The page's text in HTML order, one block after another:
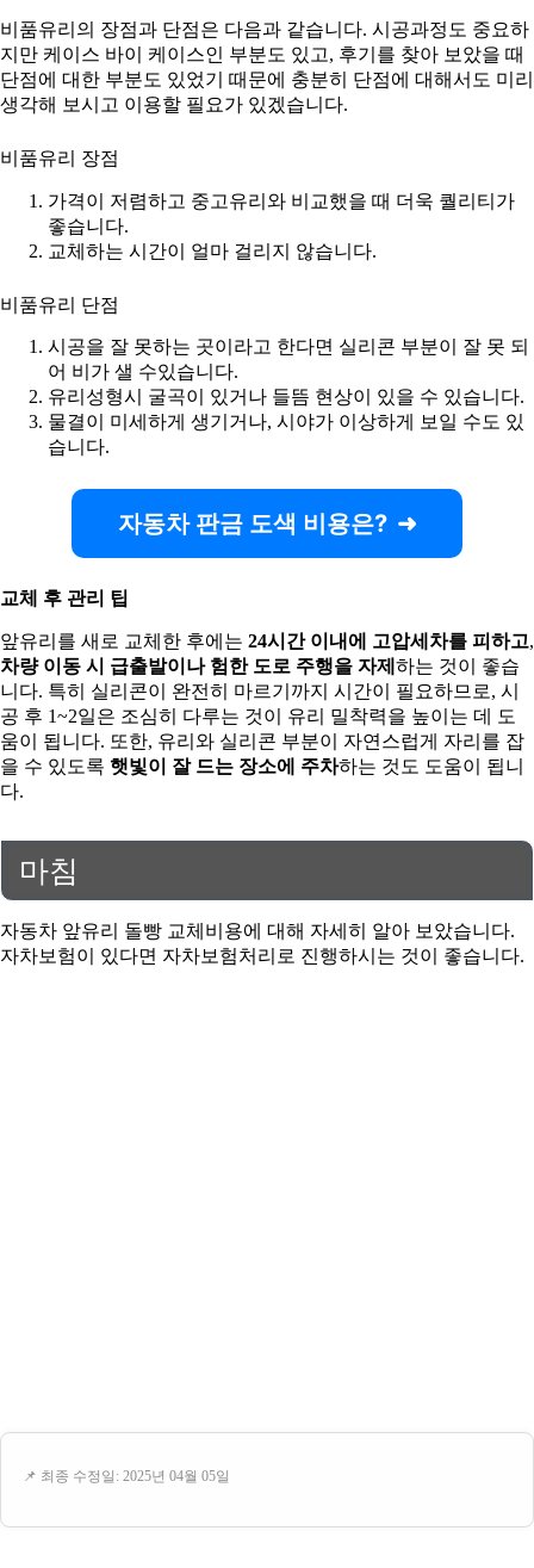
비품유리의 장점과 단점은 다음과 같습니다. 시공과정도 중요하
지만 케이스 바이 케이스인 부분도 있고, 후기를 찾아 보았을 때
단점에 대한 부분도 있었기 때문에 충분히 단점에 대해서도 미리
생각해 보시고 이용할 필요가 있겠습니다.
비품유리 장점
가격이 저렴하고 중고유리와 비교했을 때 더욱 퀄리티가
좋습니다.
교체하는 시간이 얼마 걸리지 않습니다.
비품유리 단점
시공을 잘 못하는 곳이라고 한다면 실리콘 부분이 잘 못 되
어 비가 샐 수있습니다.
유리성형시 굴곡이 있거나 들뜸 현상이 있을 수 있습니다.
물결이 미세하게 생기거나, 시야가 이상하게 보일 수도 있
습니다.
자동차 판금 도색 비용은?
교체 후 관리 팁
앞유리를 새로 교체한 후에는 24시간 이내에 고압세차를 피하고,
차량 이동 시 급출발이나 험한 도로 주행을 자제 하는 것이 좋습
니다. 특히 실리콘이 완전히 마르기까지 시간이 필요하므로, 시
공 후 1~2일은 조심히 다루는 것이 유리 밀착력을 높이는 데 도
움이 됩니다. 또한, 유리와 실리콘 부분이 자연스럽게 자리를 잡
을 수 있도록 햇빛이 잘 드는 장소에 주차하는 것도 도움이 됩니
다.
마침
자동차 앞유리 돌빵 교체비용에 대해 자세히 알아 보았습니다.
자차보험이 있다면 자차보험처리로 진행하시는 것이 좋습니다.
📌 최종 수정일: 2025년 04월 05일